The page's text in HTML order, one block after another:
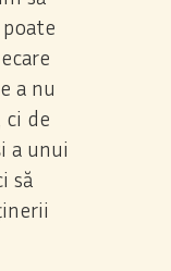
a nu
de
a unui
să